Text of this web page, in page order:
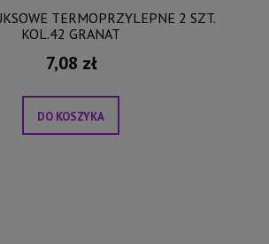
TERMOPRZYLEPNE 2 SZT.
KOL.42 GRANAT
7,08 zł
DO KOSZYKA